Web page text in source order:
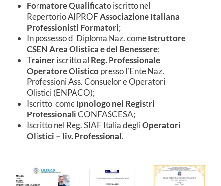
Formatore Qualificato iscritto nel
Repertorio AIPROFAssociazione Italiana
Professionisti Formatori;
In possesso di Diploma Naz. comeIstruttore
CSEN Area Olistica e del Benessere;
Traineriscritto al Reg. Professionale
Operatore Olistico presso l’Ente Naz.
Professioni Ass. Consuelor e Operatori
Olistici (ENPACO);
Iscritto comeIpnologo nei Registri
ProfessionaliCONFASCESA;
Iscritto nel Reg. SIAF Italia degliOperatori
Olistici – liv. Professional.